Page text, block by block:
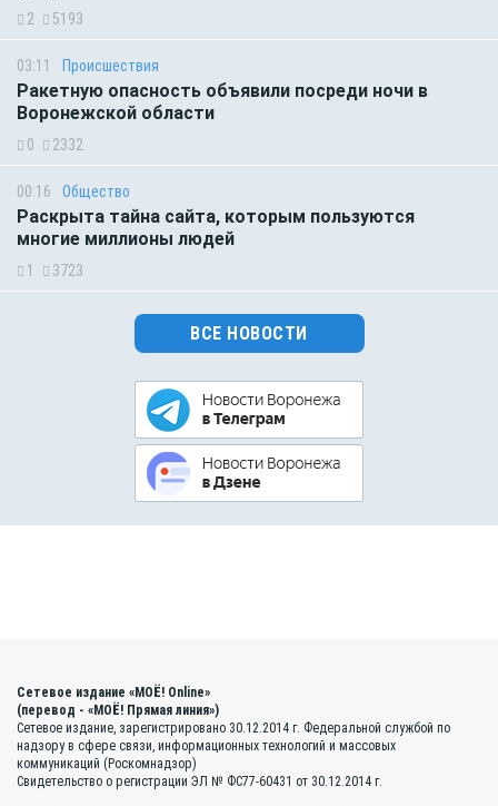
2 5193
03:11 Происшествия
Ракетную опасность объявили посреди ночи в
Воронежской области
0 2332
00:16 Общество
Раскрыта тайна сайта, которым пользуются
многие миллионы людей
1 3723
ВСЕ НОВОСТИ
Сетевое издание «МОЁ! Online»
(перевод - «МОЁ! Прямая линия»)
Сетевое издание, зарегистрировано 30.12.2014 г. Федеральной службой по
надзору в сфере связи, информационных технологий и массовых
коммуникаций (Роскомнадзор)
Свидетельство о регистрации ЭЛ № ФС77-60431 от 30.12.2014 г.